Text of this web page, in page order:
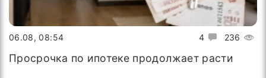
4 236
06.08, 08:54
Просрочка по ипотеке продолжает расти